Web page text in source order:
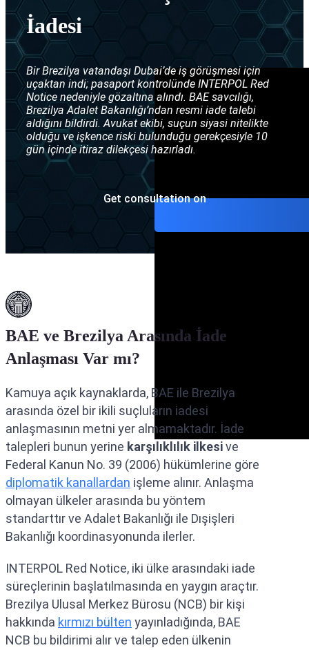
İade
Interpol Gümüş
Interpol
İadesi
Bir Brezilya vatandaşı Dubai’de iş görüşmesi için
uçaktan indi; pasaport kontrolünde INTERPOL Red
Notice nedeniyle gözaltına alındı. BAE savcılığı,
Brezilya Adalet Bakanlığı’ndan resmi iade talebi
aldığını bildirdi. Avukat ekibi, suçun siyasi nitelikte
olduğu ve işkence riski bulunduğu gerekçesiyle 10
gün içinde itiraz dilekçesi hazırladı.
Get consultation on
BAE ve Brezilya Arasında İade
Anlaşması Var mı?
Kamuya açık kaynaklarda, BAE ile Brezilya
arasında özel bir ikili suçluların iadesi
anlaşmasının metni yer almamaktadır. İade
talepleri bunun yerine karşılıklılık ilkesive
Federal Kanun No. 39 (2006) hükümlerine göre
diplomatik kanallardan işleme alınır. Anlaşma
olmayan ülkeler arasında bu yöntem
standarttır ve Adalet Bakanlığı ile Dışişleri
Bakanlığı koordinasyonunda ilerler.
INTERPOL Red Notice, iki ülke arasındaki iade
süreçlerinin başlatılmasında en yaygın araçtır.
Brezilya Ulusal Merkez Bürosu (NCB) bir kişi
hakkında kırmızı bülten yayınladığında, BAE
NCB bu bildirimi alır ve talep eden ülkenin